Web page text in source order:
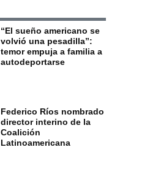
“El sueño americano se
volvió una pesadilla”:
temor empuja a familia a
autodeportarse
Federico Ríos nombrado
director interino de la
Coalición
Latinoamericana